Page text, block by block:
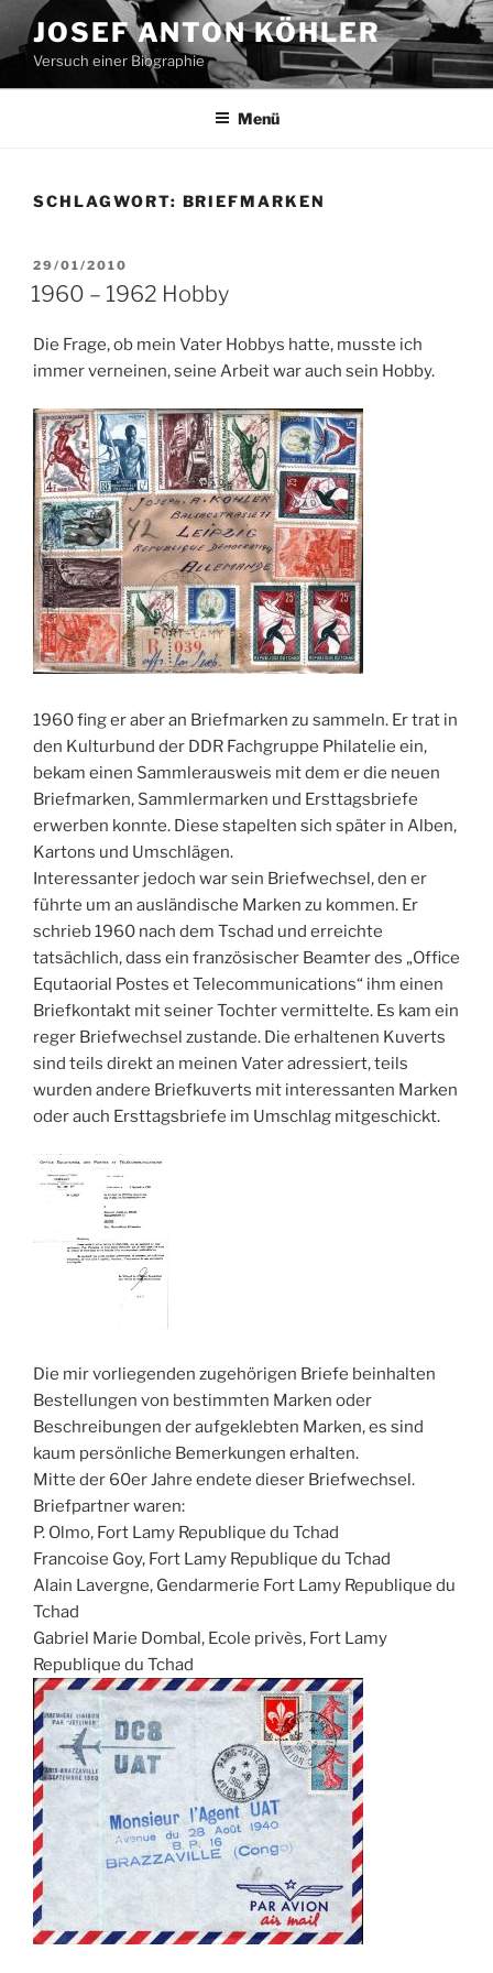
Inhalt
springen
JOSEF ANTON KÖHLER
Versuch einer Biographie
Menü
SCHLAGWORT: BRIEFMARKEN
VERÖFFENTLICHT
AM
29/01/2010
1960 – 1962 Hobby
Die Frage, ob mein Vater Hobbys hatte, musste ich
immer verneinen, seine Arbeit war auch sein Hobby.
1960 fing er aber an Briefmarken zu sammeln. Er trat in
den Kulturbund der DDR Fachgruppe Philatelie ein,
bekam einen Sammlerausweis mit dem er die neuen
Briefmarken, Sammlermarken und Ersttagsbriefe
erwerben konnte. Diese stapelten sich später in Alben,
Kartons und Umschlägen.
Interessanter jedoch war sein Briefwechsel, den er
führte um an ausländische Marken zu kommen. Er
schrieb 1960 nach dem Tschad und erreichte
tatsächlich, dass ein französischer Beamter des „Office
Equtaorial Postes et Telecommunications“ ihm einen
Briefkontakt mit seiner Tochter vermittelte. Es kam ein
reger Briefwechsel zustande. Die erhaltenen Kuverts
sind teils direkt an meinen Vater adressiert, teils
wurden andere Briefkuverts mit interessanten Marken
oder auch Ersttagsbriefe im Umschlag mitgeschickt.
Die mir vorliegenden zugehörigen Briefe beinhalten
Bestellungen von bestimmten Marken oder
Beschreibungen der aufgeklebten Marken, es sind
kaum persönliche Bemerkungen erhalten.
Mitte der 60er Jahre endete dieser Briefwechsel.
Briefpartner waren:
P. Olmo, Fort Lamy Republique du Tchad
Francoise Goy, Fort Lamy Republique du Tchad
Alain Lavergne, Gendarmerie Fort Lamy Republique du
Tchad
Gabriel Marie Dombal, Ecole privès, Fort Lamy
Republique du Tchad